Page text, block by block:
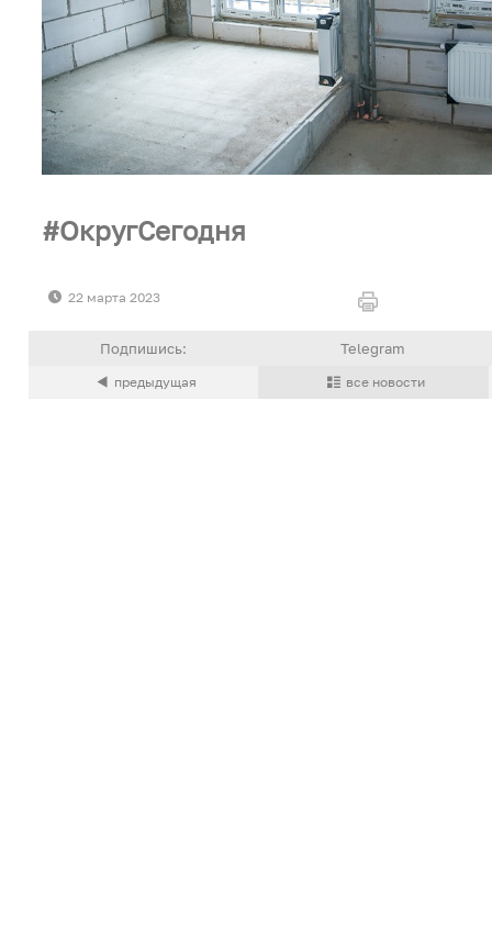
ОкругСегодня
22 марта 2023